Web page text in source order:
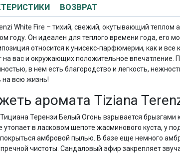
ВОЗВРАТ
White Fire – тихий, свежий, окутывающий теплом
году. Он идеален для теплого времени года, его
относится к унисекс-парфюмерии, как и все
вас и окружающих положительное впечатление.
в нем есть благородство и легкость,
всю жизнь!
аромата Tiziana
Терензи Белый Огонь взрывается брызгами
в ласковом шепоте жасминового куста, у
амбровой пылью. В базе еще немного
чистоты. Сандаловый эфир закрепляет